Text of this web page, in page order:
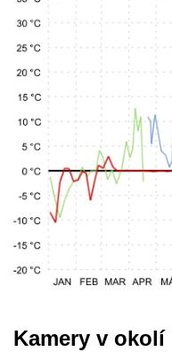
Kamery v okolí